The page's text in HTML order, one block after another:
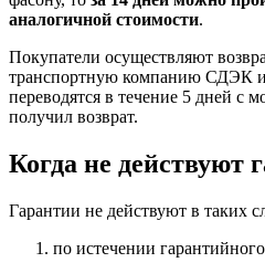
аналогичной стоимости.
Покупатели осуществляют
транспортную компанию СДЭК
переводятся в течение 5 дней с
получил возврат.
Когда не действуют
Гарантии не действуют в таких
по истечении